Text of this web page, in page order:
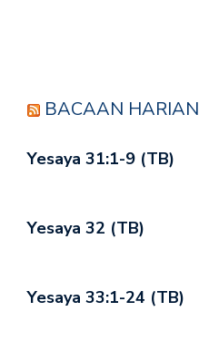
BACAAN HARIAN
Yesaya 31:1-9 (TB)
Yesaya 32 (TB)
Yesaya 33:1-24 (TB)